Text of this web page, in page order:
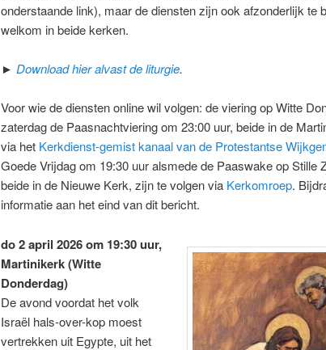
onderstaande link), maar de diensten zijn ook afzonderlijk te
welkom in beide kerken.
► Download hier alvast de liturgie.
Voor wie de diensten online wil volgen: de viering op Witte
zaterdag de Paasnachtviering om 23:00 uur, beide in de
via het Kerkdienst-gemist kanaal van de Protestantse
Goede Vrijdag om 19:30 uur alsmede de Paaswake op Stille
beide in de Nieuwe Kerk, zijn te volgen via Kerkomroep.
informatie aan het eind van dit bericht.
do 2 april 2026 om 19:30 uur,
Martinikerk (Witte
Donderdag)
De avond voordat het volk
Israël hals-over-kop moest
vertrekken uit Egypte, uit het